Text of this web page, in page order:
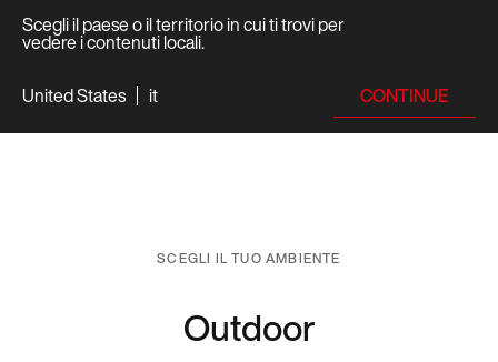
Scegli il paese o il territorio in cui ti trovi per
vedere i contenuti locali.
United States
it CONTINUE
SCEGLI IL TUO AMBIENTE
Outdoor